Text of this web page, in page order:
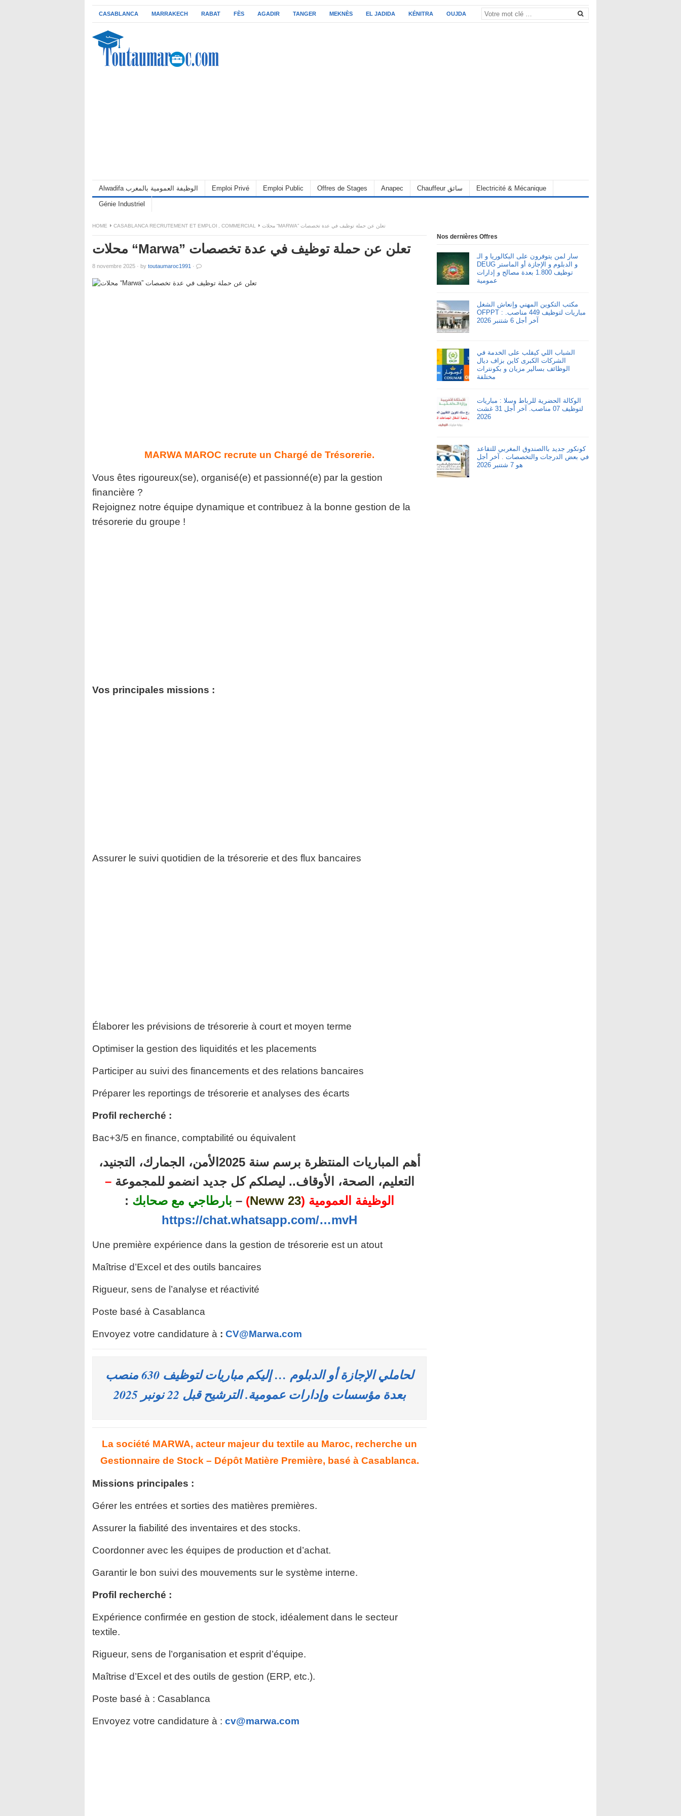
CASABLANCA MARRAKECH RABAT FÈS AGADIR TANGER MEKNÈS EL JADIDA KÉNITRA OUJDA
Alwadifa الوظيفة العمومية بالمغرب Emploi Privé Emploi Public Offres de Stages Anapec Chauffeur سائق Electricité & Mécanique
Génie Industriel
HOME CASABLANCA RECRUTEMENT ET EMPLOI COMMERCIAL محلات “MARWA” تعلن عن حملة توظيف في عدة تخصصات
محلات “Marwa” تعلن عن حملة توظيف في عدة تخصصات
8 novembre 2025 · by toutaumaroc1991 ·
MARWA MAROC recrute un Chargé de Trésorerie.
Vous êtes rigoureux(se), organisé(e) et passionné(e) par la gestion
financière ?
Rejoignez notre équipe dynamique et contribuez à la bonne gestion de la
trésorerie du groupe !
Vos principales missions :
Assurer le suivi quotidien de la trésorerie et des flux bancaires
Élaborer les prévisions de trésorerie à court et moyen terme
Optimiser la gestion des liquidités et les placements
Participer au suivi des financements et des relations bancaires
Préparer les reportings de trésorerie et analyses des écarts
Profil recherché :
Bac+3/5 en finance, comptabilité ou équivalent
أهم المباريات المنتظرة برسم سنة 2025الأمن، الجمارك، التجنيد،
التعليم، الصحة، الأوقاف.. ليصلكم كل جديد انضمو للمجموعة–
الوظيفة العمومية (23 Neww
)
– بارطاجي مع صحابك :
https://chat.whatsapp.com/…mvH
Une première expérience dans la gestion de trésorerie est un atout
Maîtrise d’Excel et des outils bancaires
Rigueur, sens de l’analyse et réactivité
Poste basé à Casablanca
Envoyez votre candidature à : CV@Marwa.com
لحاملي الإجازة أو الدبلوم … إليكم مباريات لتوظيف 630 منصب
بعدة مؤسسات وإدارات عمومية. الترشيح قبل 22 نونبر 2025
La société MARWA, acteur majeur du textile au Maroc, recherche un
Gestionnaire de Stock – Dépôt Matière Première, basé à Casablanca.
Missions principales :
Gérer les entrées et sorties des matières premières.
Assurer la fiabilité des inventaires et des stocks.
Coordonner avec les équipes de production et d’achat.
Garantir le bon suivi des mouvements sur le système interne.
Profil recherché :
Expérience confirmée en gestion de stock, idéalement dans le secteur
textile.
Rigueur, sens de l’organisation et esprit d’équipe.
Maîtrise d’Excel et des outils de gestion (ERP, etc.).
Poste basé à : Casablanca
Envoyez votre candidature à : cv@marwa.com
Nos dernières Offres
سار لمن يتوفرون على البكالوريا و الـ
DEUG و الدبلوم و الإجازة أو الماستر
توظيف 1.800 بعدة مصالح و إدارات
عمومية
مكتب التكوين المهني وإنعاش الشغل
OFPPT : مباريات لتوظيف 449 مناصب.
آخر أجل 6 شتنبر 2026
الشباب اللي كيقلب على الخدمة في
الشركات الكبرى كاين بزاف ديال
الوظائف بسالير مزيان و بكونترات
مختلفة
الوكالة الحضرية للرباط وسلا : مباريات
لتوظيف 07 مناصب. آخر أجل 31 غشت
2026
كونكور جديد باالصندوق المغربي للتقاعد
في بعض الدرجات والتخصصات . آخر أجل
هو 7 شتنبر 2026